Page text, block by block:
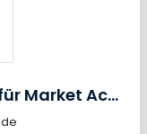
Deutsche Fachgesellschaft für Market Access e.V.